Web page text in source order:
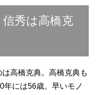
秀は高橋克
高橋克典。高橋克典も
年には56歳。早いモノ